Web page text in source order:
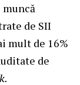
de SII
mult de 16%
de